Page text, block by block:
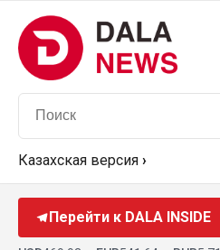
Казахская версия ›
Перейти к DALA INSIDE